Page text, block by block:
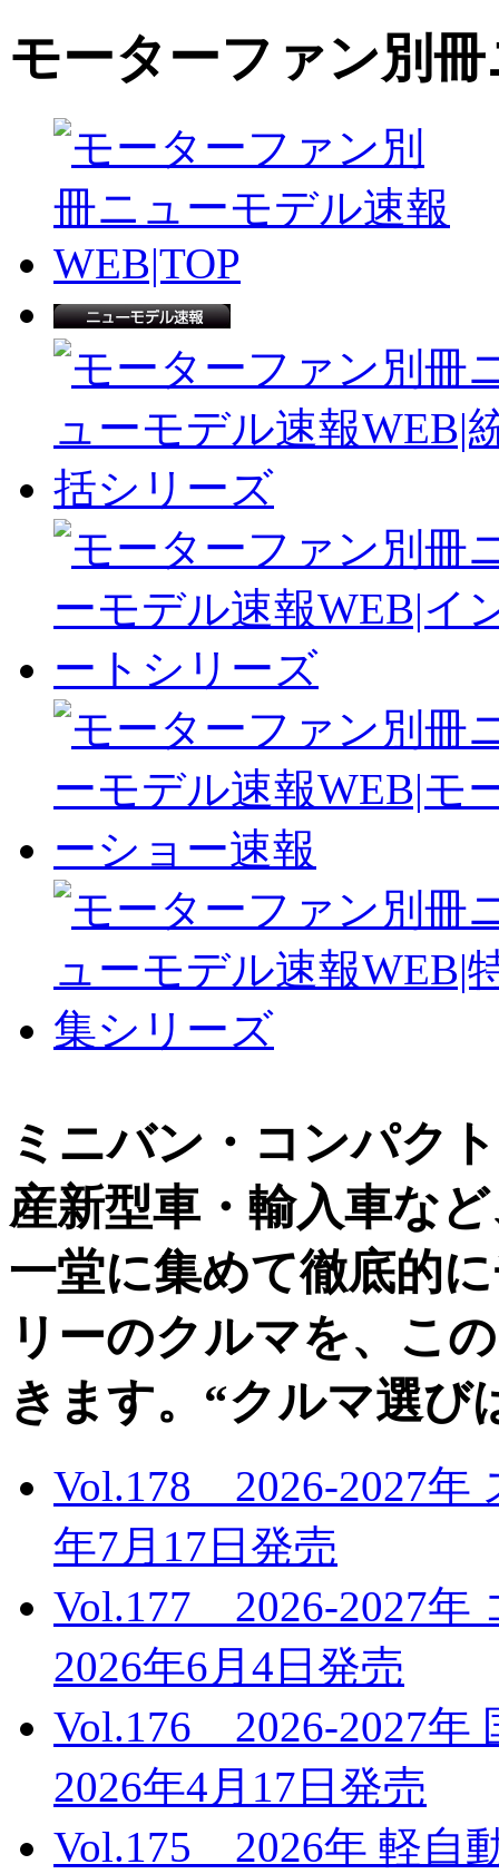
モーターファン別
ミニバン・コンパク
産新型車・輸入車な
一堂に集めて徹底的
リーのクルマを、こ
きます。“クルマ選び
Vol.178 2026-2027
年7月17日発売
Vol.177 2026-2027
2026年6月4日発売
Vol.176 2026-2027
2026年4月17日発売
Vol.175 2026年 軽自